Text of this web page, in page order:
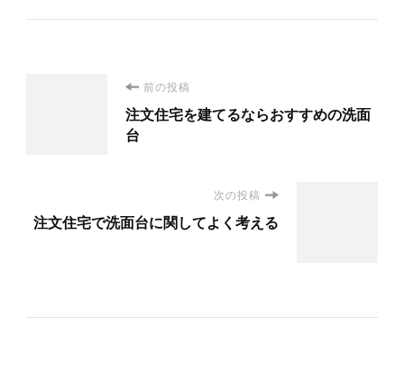
ビ
ー
前の投稿
注文住宅を建てるならおすすめの洗面
台
次の投稿
注文住宅で洗面台に関してよく考える